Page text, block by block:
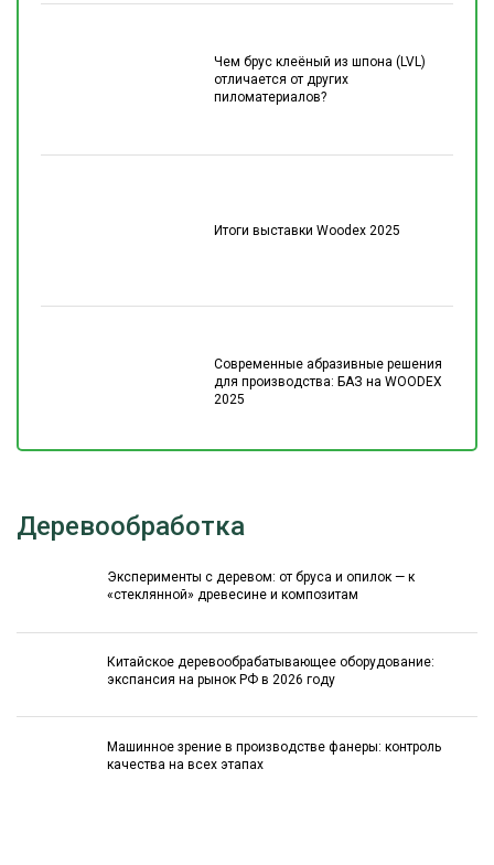
Чем брус клеёный из шпона (LVL)
отличается от других
пиломатериалов?
Итоги выставки Woodex 2025
Современные абразивные решения
для производства: БАЗ на WOODEX
2025
Деревообработка
Эксперименты с деревом: от бруса и опилок — к
«стеклянной» древесине и композитам
Китайское деревообрабатывающее оборудование:
экспансия на рынок РФ в 2026 году
Машинное зрение в производстве фанеры: контроль
качества на всех этапах